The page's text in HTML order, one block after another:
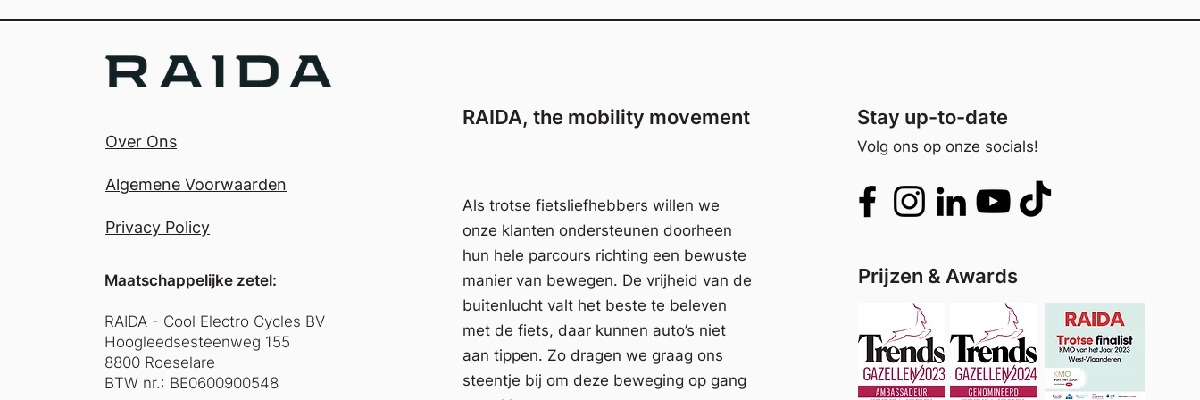
Over Ons
Algemene Voorwaarden
Privacy Policy
Maatschappelijke zetel:
RAIDA - Cool Electro Cycles BV
Hoogleedsesteenweg 155
8800 Roeselare
BTW nr.: BE0600900548
RAIDA, the mobility movement
Als trotse fietsliefhebbers willen we
onze klanten ondersteunen doorheen
hun hele parcours richting een bewuste
manier van bewegen. De vrijheid van de
buitenlucht valt het beste te beleven
met de fiets, daar kunnen auto’s niet
aan tippen. Zo dragen we graag ons
steentje bij om deze beweging op gang
Stay up-to-date
Volg ons op onze socials!
Prijzen & Awards